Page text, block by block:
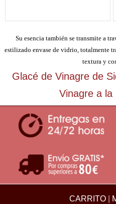
Su esencia también se transmite a
estilizado envase de vidrio, totalmente
textura y
Glacé de Vinagre de
Vinagre a la
CARRITO|